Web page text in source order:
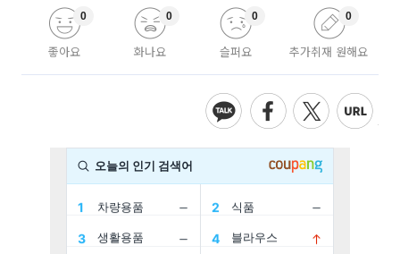
좋아요
0
화나요
0
슬퍼요
0
추가취재 원해요
0